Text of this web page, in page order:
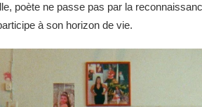
poète ne passe pas par la
à son horizon de vie.